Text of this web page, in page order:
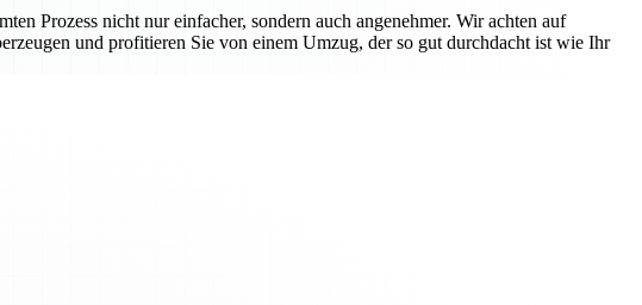
Prozess nicht nur einfacher, sondern auch angenehmer. Wir achten auf
und profitieren Sie von einem Umzug, der so gut durchdacht ist wie Ihr